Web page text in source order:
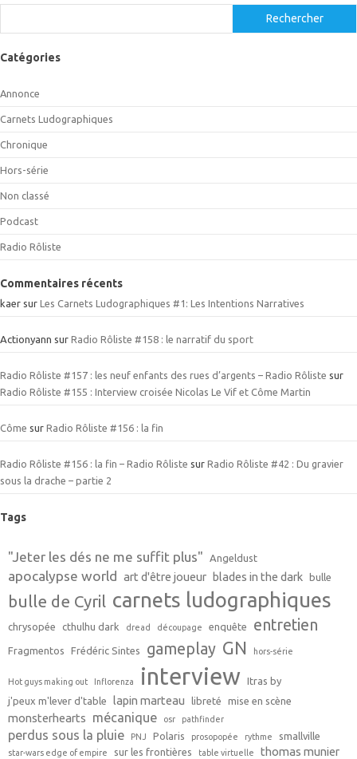
Rechercher
Catégories
Annonce
Carnets Ludographiques
Chronique
Hors-série
Non classé
Podcast
Radio Rôliste
Commentaires récents
kaer sur Les Carnets Ludographiques #1: Les Intentions Narratives
Actionyann sur Radio Rôliste #158 : le narratif du sport
Radio Rôliste #157 : les neuf enfants des rues d’argents – Radio Rôliste sur
Radio Rôliste #155 : Interview croisée Nicolas Le Vif et Côme Martin
Côme sur Radio Rôliste #156 : la fin
Radio Rôliste #156 : la fin – Radio Rôliste sur Radio Rôliste #42 : Du gravier
sous la drache – partie 2
Tags
"Jeter les dés ne me suffit plus" Angeldust
apocalypse world art d'être joueur blades in the dark bulle
bulle de Cyril carnets ludographiques
chrysopée cthulhu dark dread découpage enquête entretien
Fragmentos Frédéric Sintes gameplay GN hors-série
Hot guys making out Inflorenza interview
Itras by
j'peux m'lever d'table
lapin marteau libreté mise en scène
monsterhearts mécanique osr pathfinder
perdus sous la pluie PNJ Polaris prosopopée rythme smallville
star-wars edge of empire sur les frontières table virtuelle thomas munier